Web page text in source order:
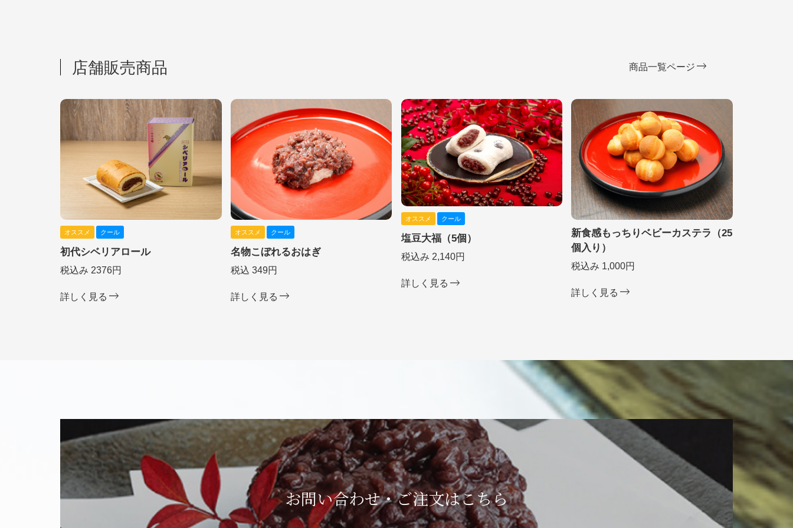
店舗販売商品
オススメ クール
初代シベリアロール
税込み 2376円
詳しく見る
オススメ クール
名物こぼれるおはぎ
税込 349円
詳しく見る
オススメ クール
塩豆大福（5個）
税込み 2,140円
詳しく見る
新食感もっちりベビーカステラ（25
個入り）
税込み 1,000円
詳しく見る
商品一覧ページ
お問い合わせ・ご注文はこちら